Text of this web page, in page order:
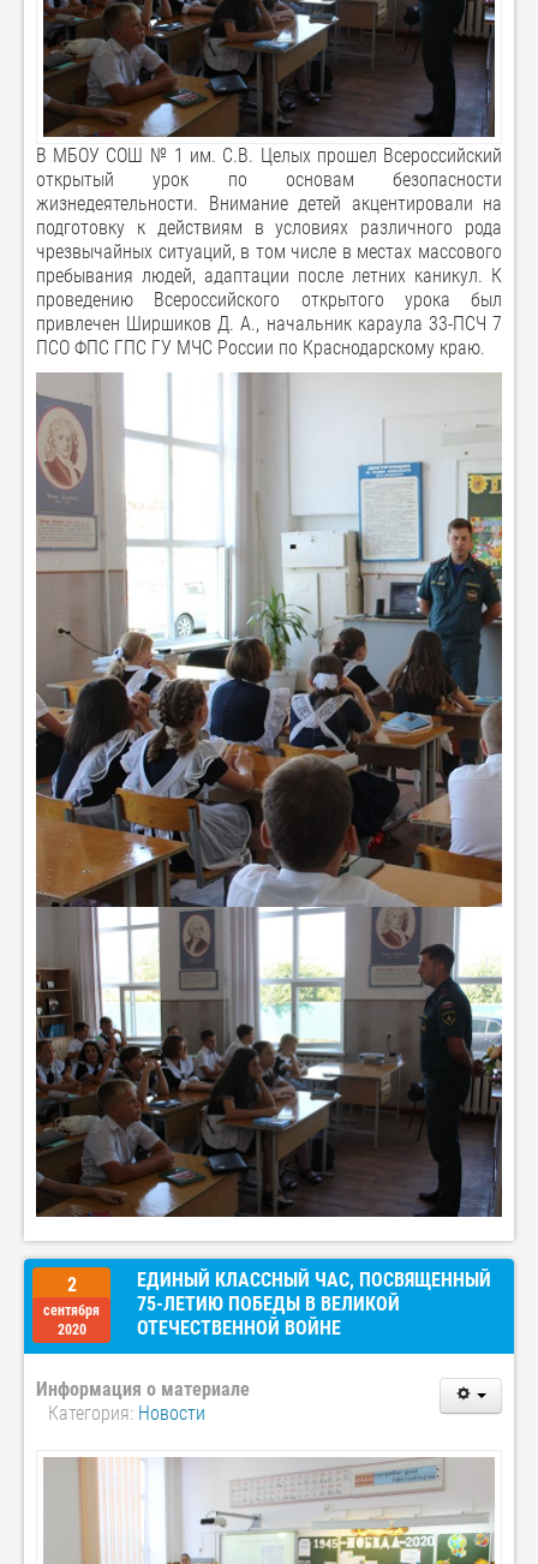
В МБОУ СОШ № 1 им. С.В. Целых прошел Всероссийский
открытый урок по основам безопасности
жизнедеятельности. Внимание детей акцентировали на
подготовку к действиям в условиях различного рода
чрезвычайных ситуаций, в том числе в местах массового
пребывания людей, адаптации после летних каникул. К
проведению Всероссийского открытого урока был
привлечен Ширшиков Д. А., начальник караула 33-ПСЧ 7
ПСО ФПС ГПС ГУ МЧС России по Краснодарскому краю.
2
сентября
2020
ЕДИНЫЙ КЛАССНЫЙ ЧАС, ПОСВЯЩЕННЫЙ
75-ЛЕТИЮ ПОБЕДЫ В ВЕЛИКОЙ
ОТЕЧЕСТВЕННОЙ ВОЙНЕ
Информация о материале
Категория: Новости